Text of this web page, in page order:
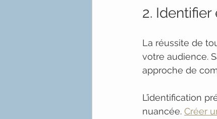
2.
La réussite de
votre audience.
approche de
L’identification
nuancée. Créer